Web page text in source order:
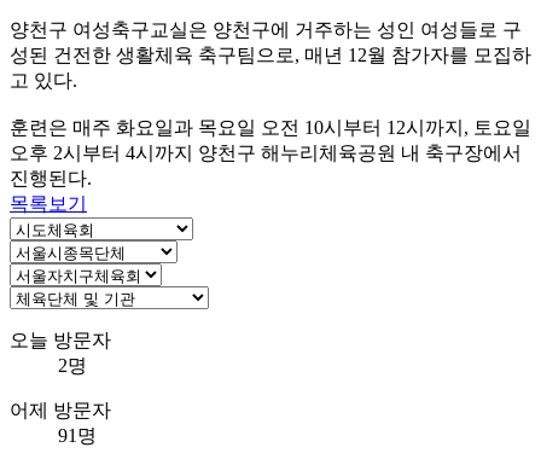
양천구 여성축구교실은 양천구에 거주하는 성인 여성들로 구
성된 건전한 생활체육 축구팀으로, 매년 12월 참가자를 모집하
고 있다.
훈련은 매주 화요일과 목요일 오전 10시부터 12시까지, 토요일
오후 2시부터 4시까지 양천구 해누리체육공원 내 축구장에서
진행된다.
목록보기
오늘 방문자
2명
어제 방문자
91명